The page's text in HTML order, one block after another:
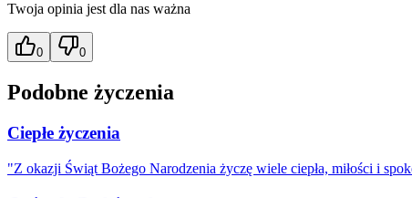
Twoja opinia jest dla nas ważna
0 0
Podobne życzenia
Ciepłe życzenia
"Z okazji Świąt Bożego Narodzenia życzę wiele ciepła, miłości i